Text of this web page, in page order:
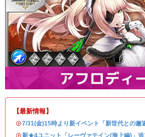
【最新情報】
・7/31(金)15時より新イベント「新世代との邂
・新★4ユニット「レーヴァテイン(海上編)」追